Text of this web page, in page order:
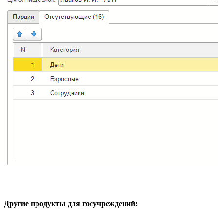
Другие продукты для госучреждений: